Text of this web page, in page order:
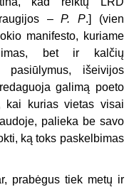
–P. P.] (vien
manifesto, kuriame
bet ir kalčių
pasiūlymus, išeivijos
galimą poeto
kai kurias vietas visai
palieka be savo
ką toks paskelbimas
prabėgus tiek metų ir